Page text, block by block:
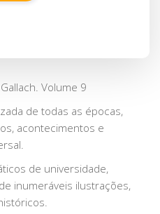
Volume 9
de todas as épocas,
acontecimentos e
de universidade,
inumeráveis ilustrações,